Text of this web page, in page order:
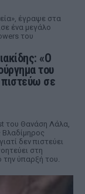
έγραψε στα
ένα μεγάλο
του
«Ο
του
σε
του Θανάση Λάλα,
δεν πιστεύει
στη
ύπαρξή του.